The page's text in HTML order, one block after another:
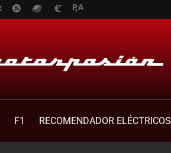
F1
RECOMENDADOR ELÉCTRICOS